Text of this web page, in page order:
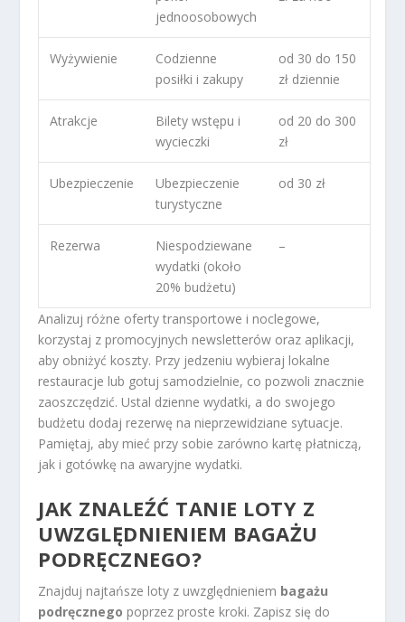
jednoosobowych
Wyżywienie
Codzienne
posiłki i zakupy
od 30 do 150
zł dziennie
Atrakcje
Bilety wstępu i
wycieczki
od 20 do 300
zł
Ubezpieczenie
Ubezpieczenie
turystyczne
od 30 zł
Rezerwa
Niespodziewane
wydatki (około
20% budżetu)
–
Analizuj różne oferty transportowe i noclegowe,
korzystaj z promocyjnych newsletterów oraz aplikacji,
aby obniżyć koszty. Przy jedzeniu wybieraj lokalne
restauracje lub gotuj samodzielnie, co pozwoli znacznie
zaoszczędzić. Ustal dzienne wydatki, a do swojego
budżetu dodaj rezerwę na nieprzewidziane sytuacje.
Pamiętaj, aby mieć przy sobie zarówno kartę płatniczą,
jak i gotówkę na awaryjne wydatki.
JAK ZNALEŹĆ TANIE LOTY Z
UWZGLĘDNIENIEM BAGAŻU
PODRĘCZNEGO?
Znajduj najtańsze loty z uwzględnieniem bagażu
podręcznego poprzez proste kroki. Zapisz się do